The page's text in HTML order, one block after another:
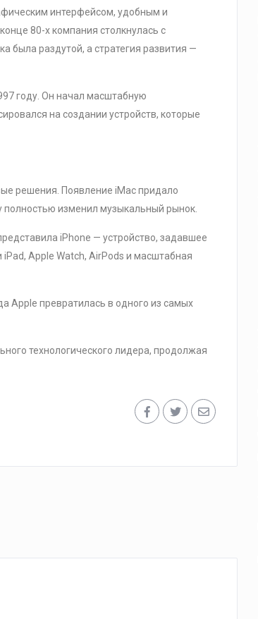
интерфейсом, удобным и
80-х компания столкнулась с
была раздутой, а стратегия развития —
году. Он начал масштабную
на создании устройств, которые
решения. Появление iMac придало
полностью изменил музыкальный рынок.
iPhone — устройство, задавшее
Apple Watch, AirPods и масштабная
Apple превратилась в одного из самых
технологического лидера, продолжая